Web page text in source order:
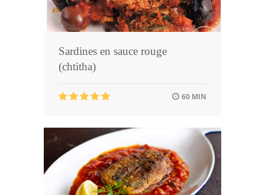
Sardines en sauce rouge
(chtitha)
60 MIN